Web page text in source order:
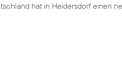
hat in Heidersdorf einen